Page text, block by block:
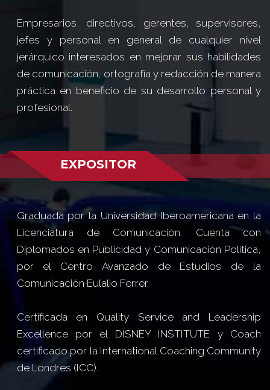
Empresarios, directivos, gerentes, supervisores,
jefes y personal en general de cualquier nivel
jerárquico interesados en mejorar sus habilidades
de comunicación, ortografía y redacción de manera
práctica en beneficio de su desarrollo personal y
profesional.
EXPOSITOR
Graduada por la Universidad Iberoamericana en la
Licenciatura de Comunicación. Cuenta con
Diplomados en Publicidad y Comunicación Política,
por el Centro Avanzado de Estudios de la
Comunicación Eulalio Ferrer.
Certificada en Quality Service and Leadership
Excellence por el DISNEY INSTITUTE y Coach
certificado por la International Coaching Community
de Londres (ICC).